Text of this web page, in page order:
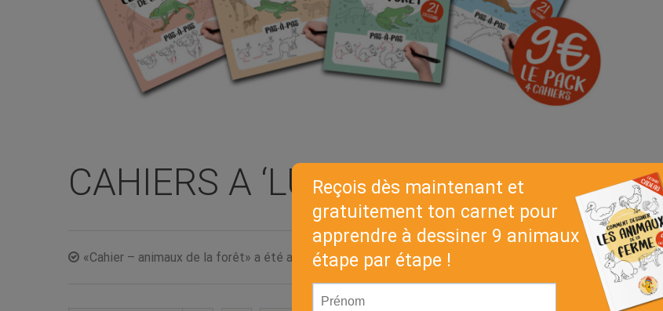
CAHIERS A ‘LUNITE CI-DESSOUS
«Cahier – animaux de la forêt» a été ajouté à votre panier.